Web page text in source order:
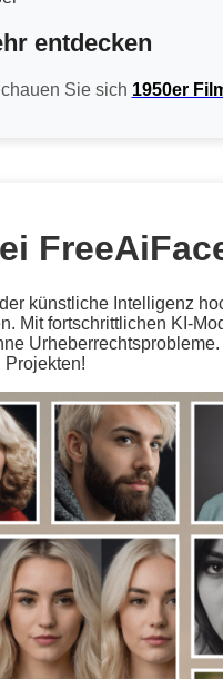
entdecken
Sie sich 1950er
künstliche Intelligenz
Mit fortschrittlichen KI-
Projekten!